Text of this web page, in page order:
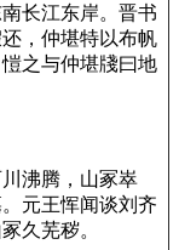
长江东岸。晋书
，仲堪特以布帆
之与仲堪牋曰地
沸腾，山冢崒
元王恽闻谈刘齐
久芜秽。